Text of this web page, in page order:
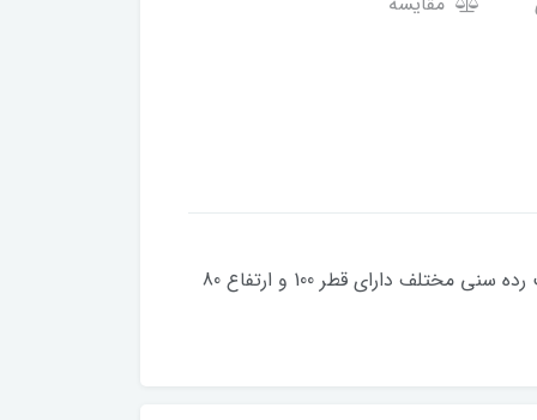
خرید جدید ترین مبل شنی استوانه ای 80*100 یونولیت با بدنه منعطف و نرم دارای ساختاری استاندارد و ایمن مناسب رده سنی مختلف دارای قطر 100 و ارتفاع 80